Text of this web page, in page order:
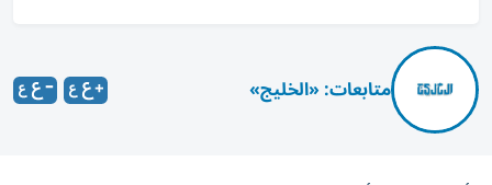
متابعات: «الخليج»